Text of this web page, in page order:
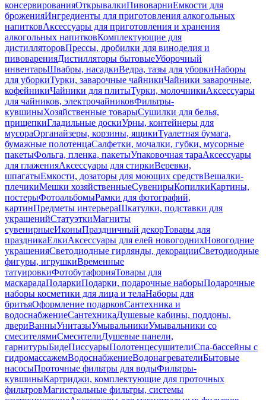
консервированияОткрывалкиПивоварниЕмкости для
броженияИнгредиенты для приготовления алкогольных
напитковАксессуары для приготовления и хранения
алкогольных напитковКомплектующие для
дистилляторовПрессы, дробилки для виноделия и
пивоваренияДистилляторы бытовыеУборочный
инвентарьШвабры, насадкиВедра, тазы для уборкиНаборы
для уборкиТурки, заварочные чайникиЧайники заварочные,
кофейникиЧайники для плитыТурки, молочникиАксессуары
для чайников, электрочайниковФильтры-
кувшиныХозяйственные товарыСушилки для белья,
прищепкиГладильные доскиУрны, контейнеры для
мусораОрганайзеры, корзины, ящикиТуалетная бумага,
бумажные полотенцаСалфетки, мочалки, губки, мусорные
пакетыФольга, пленка, пакетыУпаковочная тараАксессуары
для глаженияАксессуары для стиркиВеревки,
шпагатыЕмкости, дозаторы для моющих средствВешалки-
плечикиМешки хозяйственныеСувенирыКопилкиКартины,
постерыФотоальбомыРамки для фотографий,
картинПредметы интерьераШкатулки, подставки для
украшенийСтатуэткиМагниты
сувенирныеИконыПраздничный декорТовары для
праздникаЕлкиАксессуары для елей новогоднихНовогодние
украшенияСветодиодные гирлянды, декорацииСветодиодные
фигуры, игрушкиВременные
татуировкиФотобутафорияТовары для
маскарадаПодаркиПодарки, подарочные наборыПодарочные
наборы косметики для лица и телаНаборы для
бритьяОформление подарковСантехника и
водоснабжениеСантехникаДушевые кабины, поддоны,
двериВанныУнитазыУмывальникиУмывальники со
смесителямиСмесителиДушевые панели,
гарнитурыБидеПиссуарыПолотенцесушителиСпа-бассейны с
гидромассажемВодоснабжениеВодонагревателиБытовые
насосыПроточные фильтры для водыФильтры-
кувшиныКартриджи, комплектующие для проточных
фильтровМагистральные фильтры, системы